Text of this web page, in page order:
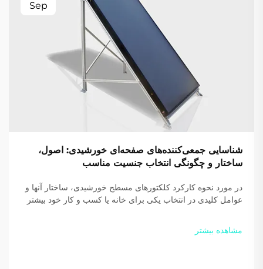
Sep
شناسایی جمعی‌کننده‌های صفحه‌ای خورشیدی: اصول،
ساختار و چگونگی انتخاب جنسیت مناسب
در مورد نحوه کارکرد کلکتورهای مسطح خورشیدی، ساختار آنها و
عوامل کلیدی در انتخاب یکی برای خانه یا کسب و کار خود بیشتر
راهنمای رایگان ما را دانلود کنید.
مشاهده بیشتر